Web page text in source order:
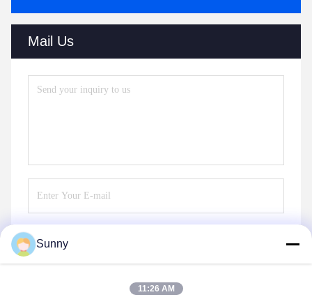
Mail Us
Sunny
11:26 AM